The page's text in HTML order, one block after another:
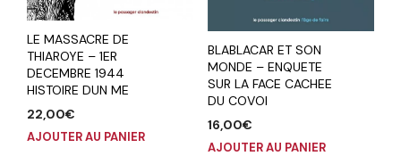
LE MASSACRE DE
THIAROYE – 1ER
DECEMBRE 1944
HISTOIRE DUN ME
22,00€
AJOUTER AU PANIER
BLABLACAR ET SON
MONDE – ENQUETE
SUR LA FACE CACHEE
DU COVOI
16,00€
AJOUTER AU PANIER